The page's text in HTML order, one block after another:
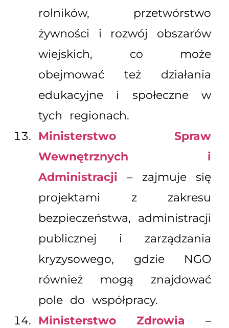
rolników, przetwórstwo
żywności i rozwój obszarów
wiejskich, co może
obejmować też działania
edukacyjne i społeczne w
tych regionach.
Ministerstwo Spraw
Wewnętrznych i
Administracji – zajmuje się
projektami z zakresu
bezpieczeństwa, administracji
publicznej i zarządzania
kryzysowego, gdzie NGO
również mogą znajdować
pole do współpracy.
Ministerstwo Zdrowia –